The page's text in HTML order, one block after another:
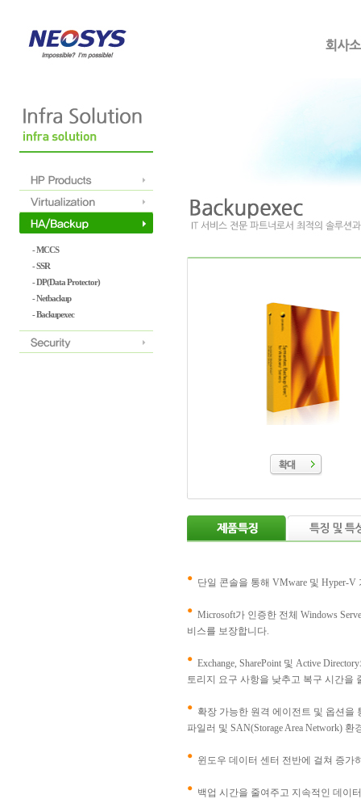
- MCCS
- SSR
- DP(Data Protector)
- Netbackup
- Backupexec
단일 콘솔을 통해 VMware 및 Hyper-
Microsoft가 인증한 전체 Windows
비스를 보장합니다.
Exchange, SharePoint 및 Active
토리지 요구 사항을 낮추고 복구 시간을
확장 가능한 원격 에이전트 및 옵션을
파일러 및 SAN(Storage Area Network)
윈도우 데이터 센터 전반에 걸쳐 증가
백업 시간을 줄여주고 지속적인 데이